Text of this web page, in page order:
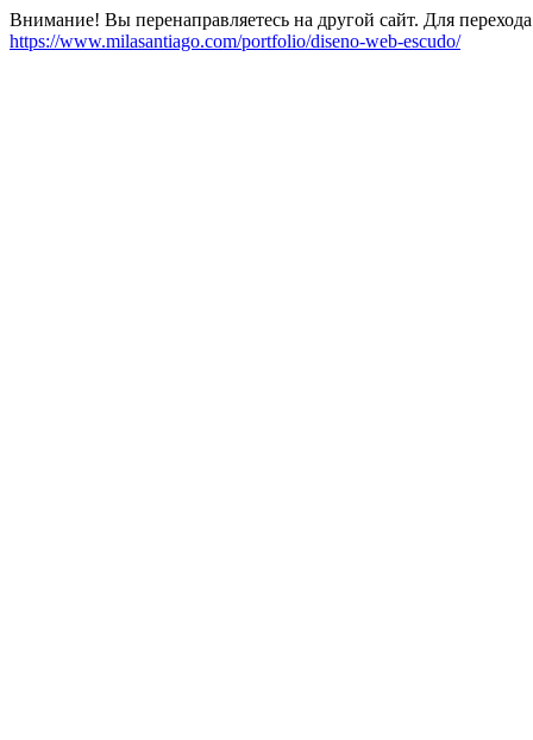
Внимание! Вы перенаправляетесь на другой сайт. Для
https://www.milasantiago.com/portfolio/diseno-web-escudo/